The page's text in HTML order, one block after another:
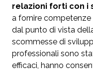
relazioni forti con i
a fornire competenze
dal punto di vista
scommesse di
professionali sono
efficaci, hanno